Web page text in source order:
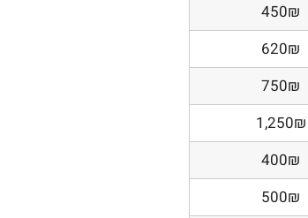
450₪
620₪
750₪
1,250₪
400₪
500₪